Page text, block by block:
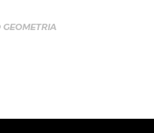
GEOMETRIA